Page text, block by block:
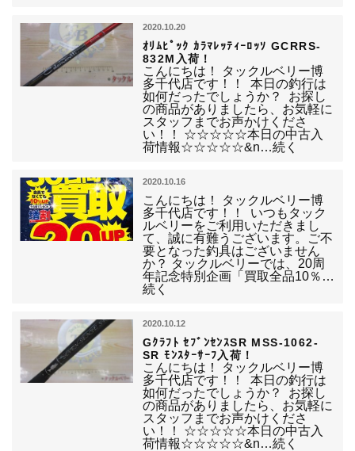
2020.10.20
ｵﾘﾑﾋﾟｯｸ ｶﾗﾏﾚｯﾃｨｰﾛｯｿ GCRRS-
832M入荷！
こんにちは！ タックルベリー博
多千代店です！！ 本日の釣行は
如何だったでしょうか？ お探し
の商品がありましたら、お気軽に
スタッフまでお声かけくださ
い！！ ☆☆☆☆☆本日の中古入
荷情報☆☆☆☆☆&n…続く
2020.10.16
こんにちは！ タックルベリー博
多千代店です！！ いつもタック
ルベリーをご利用いただきまし
て、誠に有難うございます。ご不
要となった釣具はございません
か？ タックルベリーでは、20周
年記念特別企画「買取全品10％…
続く
2020.10.12
Gｸﾗﾌﾄ ｾﾌﾞﾝｾﾝｽSR MSS-1062-
SR ﾓﾝｽﾀｰｻｰﾌ入荷！
こんにちは！ タックルベリー博
多千代店です！！ 本日の釣行は
如何だったでしょうか？ お探し
の商品がありましたら、お気軽に
スタッフまでお声かけくださ
い！！ ☆☆☆☆☆本日の中古入
荷情報☆☆☆☆☆&n…続く